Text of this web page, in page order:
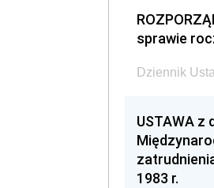
sprawie
Dziennik
USTAWA z
1983 r.